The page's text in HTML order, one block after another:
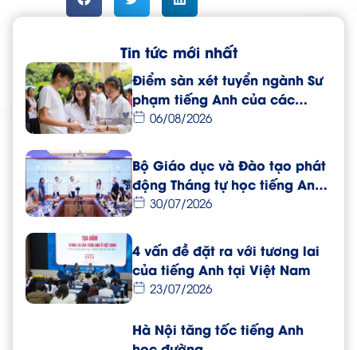
Tin tức mới nhất
Điểm sàn xét tuyển ngành Sư
phạm tiếng Anh của các
trường đại học năm 2026
06/08/2026
Bộ Giáo dục và Đào tạo phát
động Tháng tự học tiếng Anh
dành cho giáo viên toàn
30/07/2026
4 vấn đề đặt ra với tương lai
của tiếng Anh tại Việt Nam
23/07/2026
Hà Nội tăng tốc tiếng Anh